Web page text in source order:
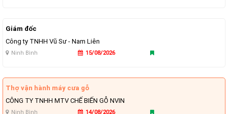
Giám đốc
Công ty TNHH Vũ Sư - Nam Liên
Ninh Bình 15/08/2026
Thợ vận hành máy cưa gỗ
CÔNG TY TNHH MTV CHẾ BIẾN GỖ NVIN
Ninh Bình 14/08/2026